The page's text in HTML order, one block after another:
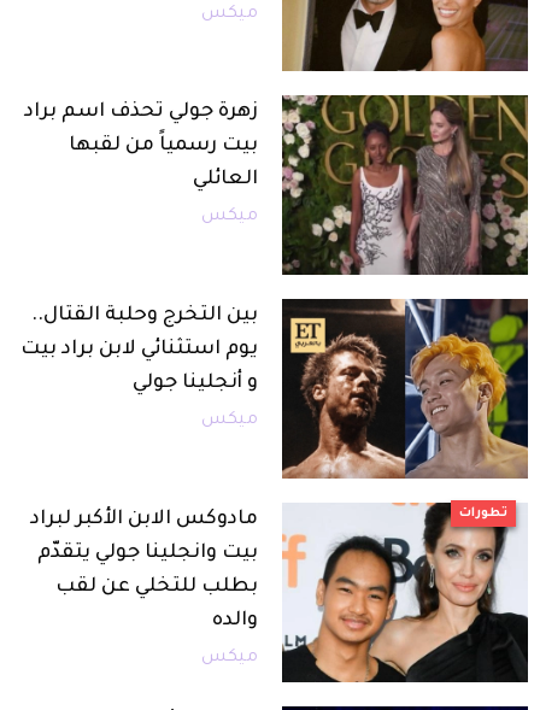
ميكس
زهرة جولي تحذف اسم براد
بيت رسمياً من لقبها
العائلي
ميكس
بين التخرج وحلبة القتال..
يوم استثنائي لابن براد بيت
و أنجلينا جولي
ميكس
تطورات
مادوكس الابن الأكبر لبراد
بيت وانجلينا جولي يتقدّم
بطلب للتخلي عن لقب
والده
ميكس